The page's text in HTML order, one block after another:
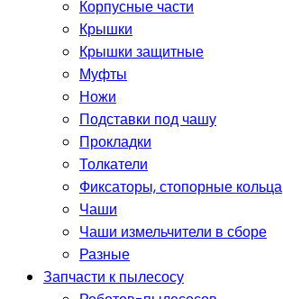
Корпусные части
Крышки
Крышки защитные
Муфты
Ножи
Подставки под чашу
Прокладки
Толкатели
Фиксаторы, стопорные кольца
Чаши
Чаши измельчители в сборе
Разные
Запчасти к пылесосу